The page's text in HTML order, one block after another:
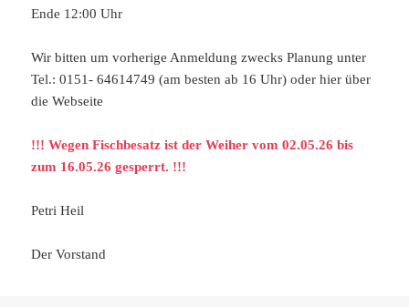
Ende 12:00 Uhr
Wir bitten um vorherige Anmeldung zwecks Planung unter
Tel.: 0151- 64614749 (am besten ab 16 Uhr) oder hier über
die Webseite
!!! Wegen Fischbesatz ist der Weiher vom 02.05.26 bis
zum 16.05.26 gesperrt. !!!
Petri Heil
Der Vorstand